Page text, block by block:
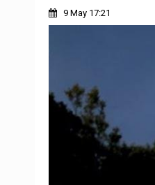
9 May 17:21